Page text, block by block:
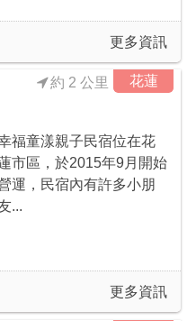
更多資訊
花蓮
約 2 公里
福童漾親子民宿位在花
市區，於2015年9月開始
運，民宿內有許多小朋
...
更多資訊